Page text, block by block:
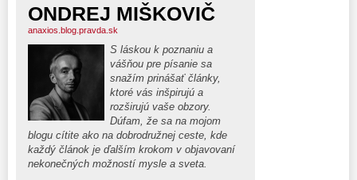
ONDREJ MIŠKOVIČ
anaxios.blog.pravda.sk
S láskou k poznaniu a
vášňou pre písanie sa
snažím prinášať články,
ktoré vás inšpirujú a
rozširujú vaše obzory.
Dúfam, že sa na mojom
blogu cítite ako na dobrodružnej ceste, kde
každý článok je ďalším krokom v objavovaní
nekonečných možností mysle a sveta.